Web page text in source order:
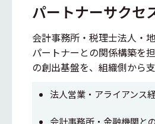
パートナーサクセ
会計事務所・税理士法人・
パートナーとの関係構築を
の創出基盤を、組織側から支
法人営業・アライアンス
会計事務所・金融機関と